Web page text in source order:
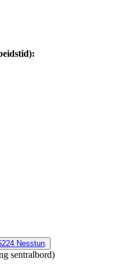
Nesstun
sentralbord)